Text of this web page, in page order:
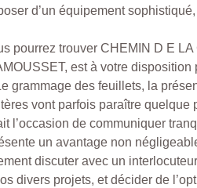
d’un équipement
pourrez trouver CHEMIN D E
est à votre disposition
grammage des feuillets, la
vont parfois paraître quelque
l’occasion de communiquer
un avantage non
discuter avec un
divers projets, et décider de